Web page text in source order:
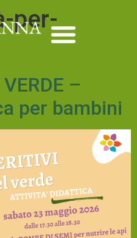
per-
–
per bambini